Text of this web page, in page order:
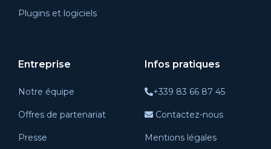
Plugins et logiciels
Entreprise
Notre équipe
Offres de partenariat
Presse
Infos pratiques
+339 83 66 87 45
Contactez-nous
Mentions légales